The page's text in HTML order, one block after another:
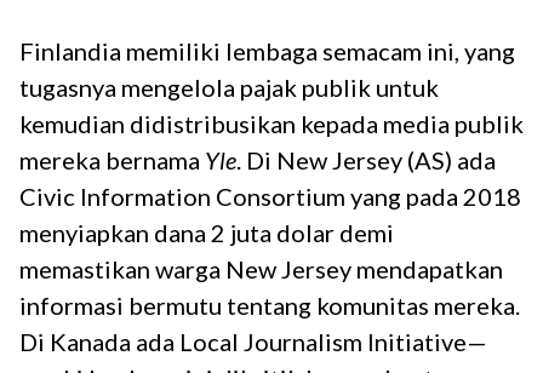
Finlandia memiliki lembaga semacam ini, yang
tugasnya mengelola pajak publik untuk
kemudian didistribusikan kepada media publik
mereka bernama Yle. Di New Jersey (AS) ada
Civic Information Consortium yang pada 2018
menyiapkan dana 2 juta dolar demi
memastikan warga New Jersey mendapatkan
informasi bermutu tentang komunitas mereka.
Di Kanada ada Local Journalism Initiative—